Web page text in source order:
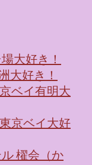
大好き！
大好き！
ベイ有明大
京ベイ大好
櫂会（か